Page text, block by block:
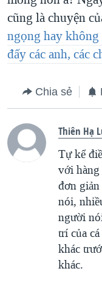
cũng là chuyện
ngọng hay không
đấy các anh, các
Chia sẻ
Thiên Hạ
Tự kể
với
đơn
nói,
người
trí của
khác
khác.